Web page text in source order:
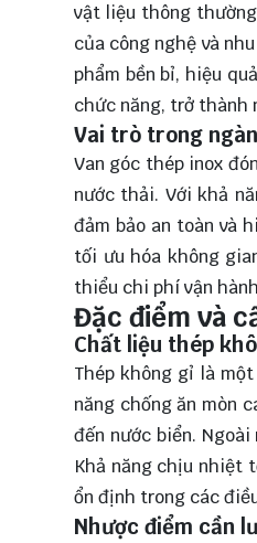
vật liệu thông
của công nghệ và
phẩm bền bỉ, hiệu
chức năng, trở thành
Vai trò trong
Van góc thép inox
nước thải. Với khả
đảm bảo an toàn và
tối ưu hóa không
thiểu chi phí vận
Đặc điểm và
Chất liệu thép
Thép không gỉ là
năng chống ăn mòn
đến nước biển.
Khả năng chịu nhiệt
ổn định trong các
Nhược điểm cần